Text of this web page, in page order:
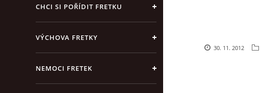
CHCI SI POŘÍDIT FRETKU
VÝCHOVA FRETKY
NEMOCI FRETEK
30. 11. 2012